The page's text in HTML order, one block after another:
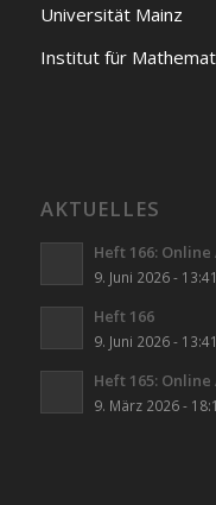
Universität Mainz
Institut für
AKTUELLES
Heft 166:
9. Juni 2026 - 13:41
Heft 166
9. Juni 2026 - 13:41
Heft 165:
9. März 2026 -